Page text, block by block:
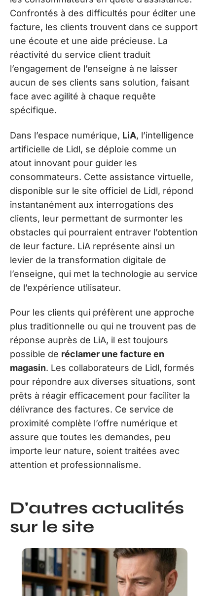
Confrontés à des difficultés pour éditer une
facture, les clients trouvent dans ce support
une écoute et une aide précieuse. La
réactivité du service client traduit
l’engagement de l’enseigne à ne laisser
aucun de ses clients sans solution, faisant
face avec agilité à chaque requête
spécifique.
Dans l’espace numérique, LiA, l’intelligence
artificielle de Lidl, se déploie comme un
atout innovant pour guider les
consommateurs. Cette assistance virtuelle,
disponible sur le site officiel de Lidl, répond
instantanément aux interrogations des
clients, leur permettant de surmonter les
obstacles qui pourraient entraver l’obtention
de leur facture. LiA représente ainsi un
levier de la transformation digitale de
l’enseigne, qui met la technologie au service
de l’expérience utilisateur.
Pour les clients qui préfèrent une approche
plus traditionnelle ou qui ne trouvent pas de
réponse auprès de LiA, il est toujours
possible de réclamer une facture en
magasin. Les collaborateurs de Lidl, formés
pour répondre aux diverses situations, sont
prêts à réagir efficacement pour faciliter la
délivrance des factures. Ce service de
proximité complète l’offre numérique et
assure que toutes les demandes, peu
importe leur nature, soient traitées avec
attention et professionnalisme.
D'autres actualités
sur le site